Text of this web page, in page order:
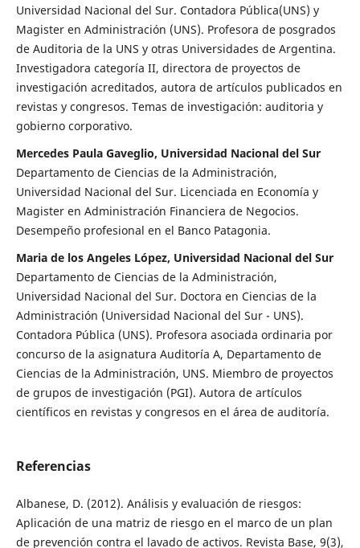
Universidad Nacional del Sur. Contadora Pública(UNS) y
Magister en Administración (UNS). Profesora de posgrados
de Auditoria de la UNS y otras Universidades de Argentina.
Investigadora categoría II, directora de proyectos de
investigación acreditados, autora de artículos publicados en
revistas y congresos. Temas de investigación: auditoria y
gobierno corporativo.
Mercedes Paula Gaveglio, Universidad Nacional del Sur
Departamento de Ciencias de la Administración,
Universidad Nacional del Sur. Licenciada en Economía y
Magister en Administración Financiera de Negocios.
Desempeño profesional en el Banco Patagonia.
Maria de los Angeles López, Universidad Nacional del Sur
Departamento de Ciencias de la Administración,
Universidad Nacional del Sur. Doctora en Ciencias de la
Administración (Universidad Nacional del Sur - UNS).
Contadora Pública (UNS). Profesora asociada ordinaria por
concurso de la asignatura Auditoría A, Departamento de
Ciencias de la Administración, UNS. Miembro de proyectos
de grupos de investigación (PGI). Autora de artículos
científicos en revistas y congresos en el área de auditoría.
Referencias
Albanese, D. (2012). Análisis y evaluación de riesgos:
Aplicación de una matriz de riesgo en el marco de un plan
de prevención contra el lavado de activos. Revista Base, 9(3),